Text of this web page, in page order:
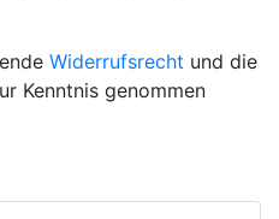
Widerrufsrecht und die
Kenntnis genommen